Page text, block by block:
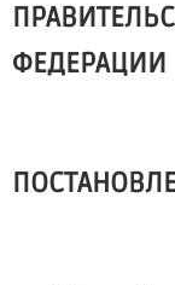
ФЕДЕРАЦИИ